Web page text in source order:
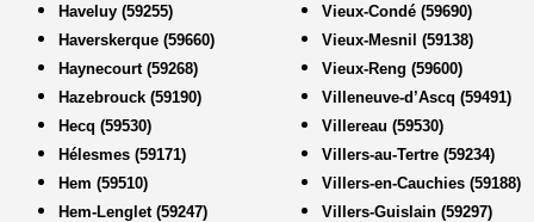
Haveluy (59255)
Haverskerque (59660)
Haynecourt (59268)
Hazebrouck (59190)
Hecq (59530)
Hélesmes (59171)
Hem (59510)
Hem-Lenglet (59247)
Vieux-Condé (59690)
Vieux-Mesnil (59138)
Vieux-Reng (59600)
Villeneuve-d’Ascq (59491)
Villereau (59530)
Villers-au-Tertre (59234)
Villers-en-Cauchies (59188)
Villers-Guislain (59297)